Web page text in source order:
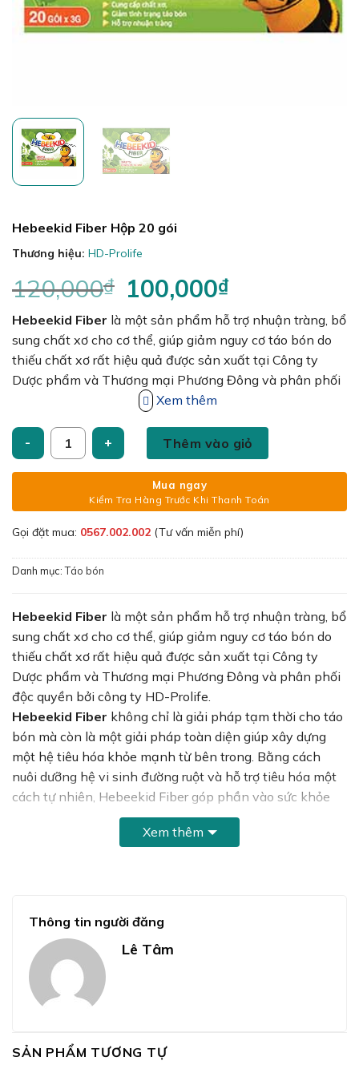
Hebeekid Fiber Hộp 20 gói
Thương hiệu: HD-Prolife
120,000₫ Giá
gốc
là:
120,000₫.
100,000₫Giá
tại
là:
100,000₫.
Hebeekid Fiber là một sản phẩm hỗ trợ nhuận tràng, bổ
sung chất xơ cho cơ thể, giúp giảm nguy cơ táo bón do
thiếu chất xơ rất hiệu quả được sản xuất tại Công ty
Dược phẩm và Thương mại Phương Đông và phân phối
độc quyền bởi công ty HD-Prolife.
Xem thêm
Hebeekid Fiber Hộp 20 gói số lượngThêm vào giỏ
Mua ngay
Kiểm Tra Hàng Trước Khi Thanh Toán
Gọi đặt mua: 0567.002.002 (Tư vấn miễn phí)
Danh mục:Táo bón
Hebeekid Fiber là một sản phẩm hỗ trợ nhuận tràng, bổ
sung chất xơ cho cơ thể, giúp giảm nguy cơ táo bón do
thiếu chất xơ rất hiệu quả được sản xuất tại Công ty
Dược phẩm và Thương mại Phương Đông và phân phối
độc quyền bởi công ty HD-Prolife.
Hebeekid Fiber không chỉ là giải pháp tạm thời cho táo
bón mà còn là một giải pháp toàn diện giúp xây dựng
một hệ tiêu hóa khỏe mạnh từ bên trong. Bằng cách
nuôi dưỡng hệ vi sinh đường ruột và hỗ trợ tiêu hóa một
cách tự nhiên, Hebeekid Fiber góp phần vào sức khỏe
lâu dài và cải thiện chất lượng cuộc sống.
Xem thêm
Thông tin người đăng
Lê Tâm
SẢN PHẨM TƯƠNG TỰ